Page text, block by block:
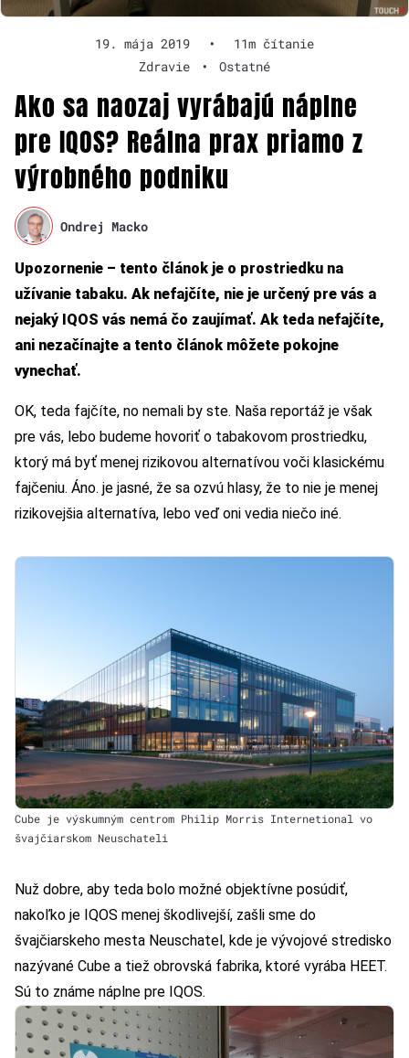
19. mája 2019 •
11m čítanie
Zdravie
• Ostatné
Ako sa naozaj vyrábajú náplne
pre IQOS? Reálna prax priamo z
výrobného podniku
Ondrej Macko
Upozornenie – tento článok je o prostriedku na
užívanie tabaku. Ak nefajčíte, nie je určený pre vás a
nejaký IQOS vás nemá čo zaujímať. Ak teda nefajčíte,
ani nezačínajte a tento článok môžete pokojne
vynechať.
OK, teda fajčíte, no nemali by ste. Naša reportáž je však
pre vás, lebo budeme hovoriť o tabakovom prostriedku,
ktorý má byť menej rizikovou alternatívou voči klasickému
fajčeniu. Áno. je jasné, že sa ozvú hlasy, že to nie je menej
rizikovejšia alternatíva, lebo veď oni vedia niečo iné.
Cube je výskumným centrom Philip Morris Internetional vo
švajčiarskom Neuschateli
Nuž dobre, aby teda bolo možné objektívne posúdiť,
nakoľko je IQOS menej škodlivejší, zašli sme do
švajčiarskeho mesta Neuschatel, kde je vývojové stredisko
nazývané Cube a tiež obrovská fabrika, ktoré vyrába HEET.
Sú to známe náplne pre IQOS.